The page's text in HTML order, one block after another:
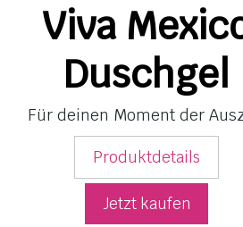
Viva
Duschgel
Für deinen Moment der
Produktdetails
Jetzt kaufen